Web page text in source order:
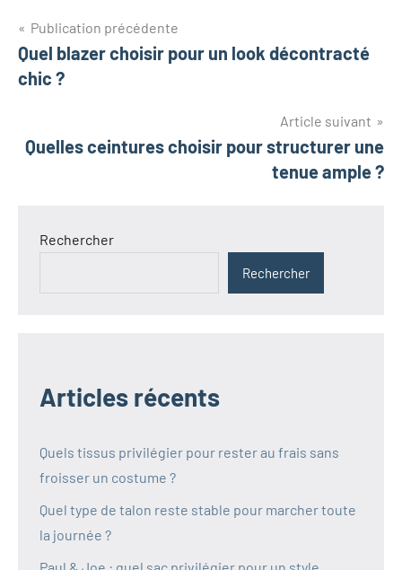
Navigation
de
Publication précédente
Quel blazer choisir pour un look décontracté
chic ?
Article suivant
Quelles ceintures choisir pour structurer une
tenue ample ?
Rechercher
Rechercher
Articles récents
Quels tissus privilégier pour rester au frais sans
froisser un costume ?
Quel type de talon reste stable pour marcher toute
la journée ?
Paul & Joe : quel sac privilégier pour un style